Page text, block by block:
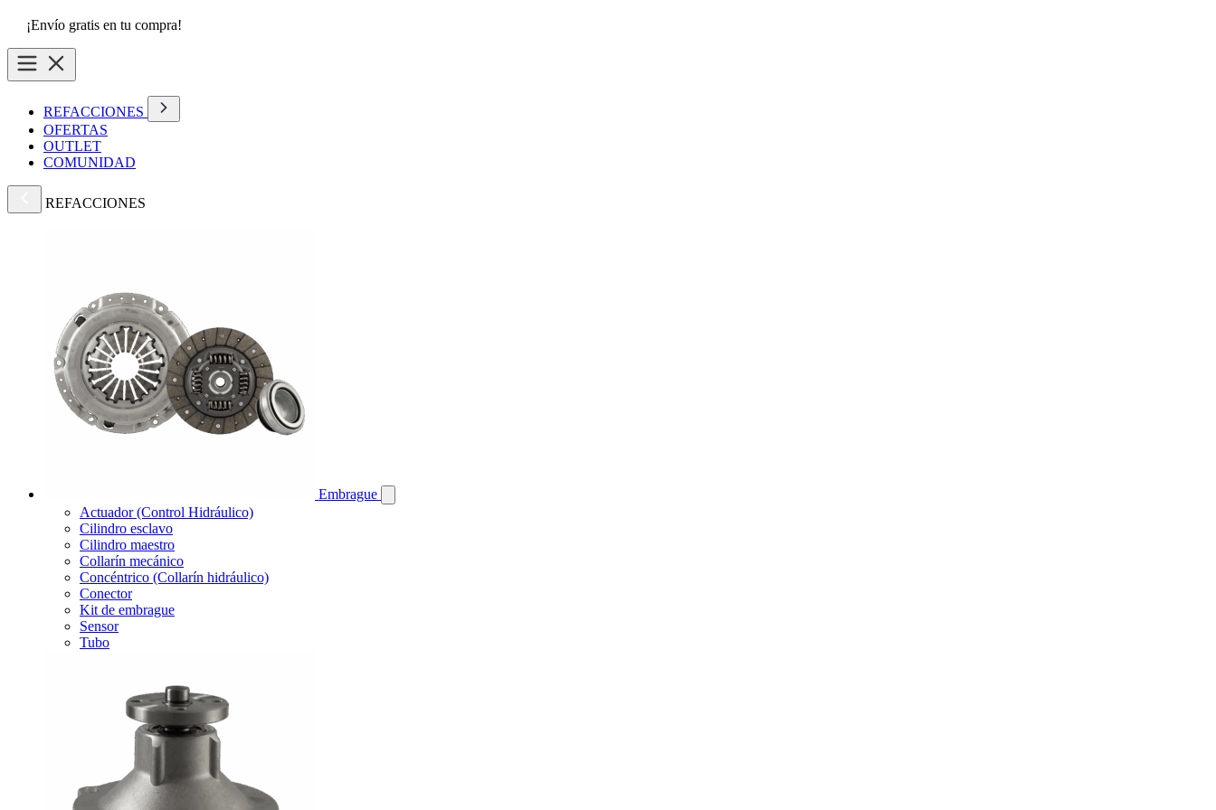
¡Envío gratis en tu compra!
REFACCIONES
OFERTAS
OUTLET
COMUNIDAD
REFACCIONES
Embrague
Actuador (Control Hidráulico)
Cilindro esclavo
Cilindro maestro
Collarín mecánico
Concéntrico (Collarín hidráulico)
Conector
Kit de embrague
Sensor
Tubo